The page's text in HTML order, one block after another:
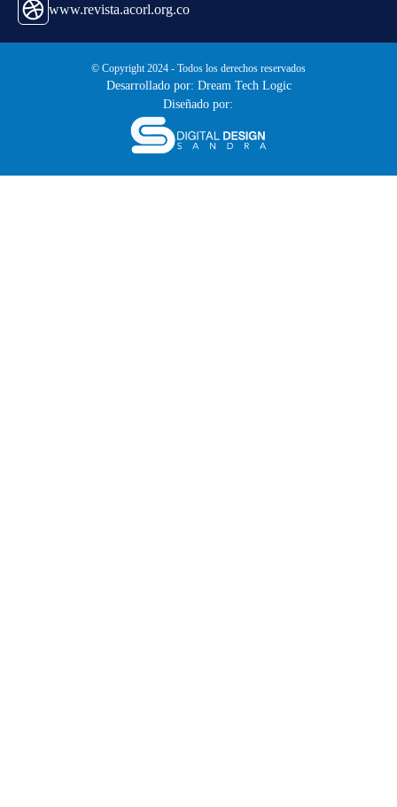
www.revista.acorl.org.co
© Copyright 2024 - Todos los derechos reservados
Desarrollado por: Dream Tech Logic
Diseñado por: